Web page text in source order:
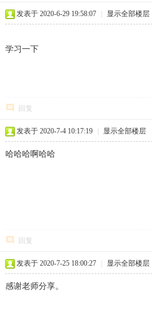
发表于 2020-6-29 19:58:07 显示全部楼层
学习一下
回复
发表于 2020-7-4 10:17:19 显示全部楼层
哈哈哈啊哈哈
回复
发表于 2020-7-25 18:00:27 显示全部楼层
感谢老师分享。